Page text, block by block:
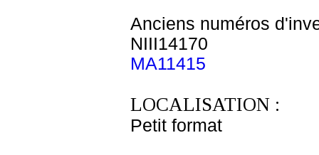
Anciens numéros
NIII14170
MA11415
LOCALISATION :
Petit format